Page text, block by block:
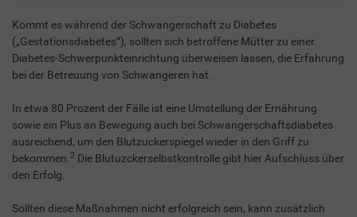
Kommt es während der Schwangerschaft zu Diabetes
(„Gestationsdiabetes“), sollten sich betroffene Mütter zu einer
Diabetes-Schwerpunkteinrichtung überweisen lassen, die Erfahrung
bei der Betreuung von Schwangeren hat.
In etwa 80 Prozent der Fälle ist eine Umstellung der Ernährung
sowie ein Plus an Bewegung auch bei Schwangerschaftsdiabetes
ausreichend, um den Blutzuckerspiegel wieder in den Griff zu
bekommen. 2 Die Blutuzckerselbstkontrolle gibt hier Aufschluss über
den Erfolg.
Sollten diese Maßnahmen nicht erfolgreich sein, kann zusätzlich